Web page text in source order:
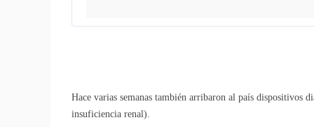
Hace varias semanas también arribaron al país dispositivos
insuficiencia renal).